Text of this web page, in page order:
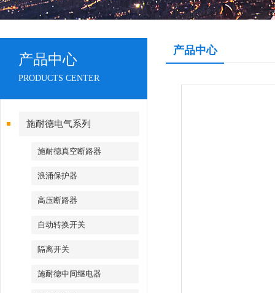
产品中心
PRODUCTS CENTER
施耐德电气系列
施耐德真空断路器
浪涌保护器
高压断路器
自动转换开关
隔离开关
施耐德中间继电器
产品中心